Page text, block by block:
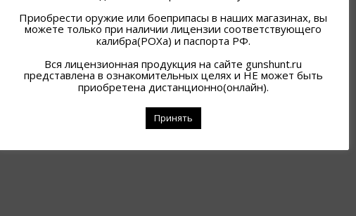
ПОХОЖИЕ ТОВАРЫ
Приобрести оружие или боеприпасы в наших магазинах, вы
можете только при наличии лицензии соответствующего
калибра(РОХа) и паспорта РФ.
Вся лицензионная продукция на сайте gunshunt.ru
представлена в ознакомительных целях и НЕ может быть
приобретена дистанционно(онлайн).
Принять